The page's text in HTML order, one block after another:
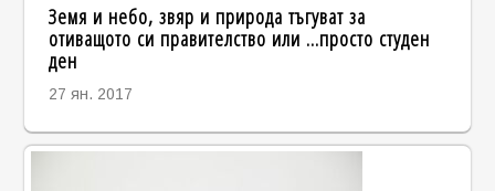
Земя и небо, звяр и природа тъгуват за
отиващото си правителство или ...просто студен
ден
27 ян. 2017